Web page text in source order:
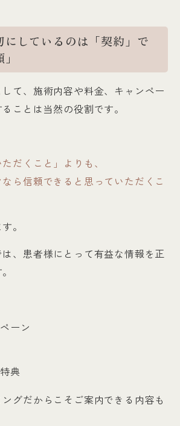
にしているのは「契約」で
て、施術内容や料金、キャンペー
ことは当然の役割です。
だくこと」よりも、
なら信頼できると思っていただくこ
。
、患者様にとって有益な情報を正
ーン
典
グだからこそご案内できる内容も